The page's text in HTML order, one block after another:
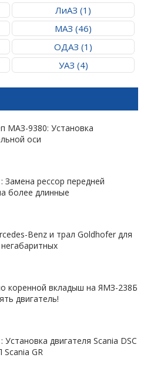
ЛиАЗ (1)
МАЗ (46)
ОДАЗ (1)
УАЗ (4)
МАЗ-9380: Установка
оси
Замена рессор передней
более длинные
Benz и трал Goldhofer для
коренной вкладыш на ЯМЗ-238Б
двигатель!
двигателя Scania DSC
GR